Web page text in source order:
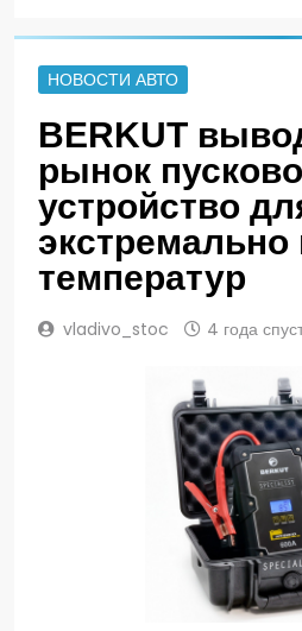
НОВОСТИ АВТО
BERKUT
рынок
устройство
экстремально
температур
vladivo_stoc 4 года